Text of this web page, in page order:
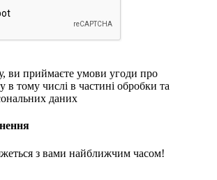
ви приймаєте умови угоди про
в тому числі в частині обробки та
даних
з вами найближчим часом!